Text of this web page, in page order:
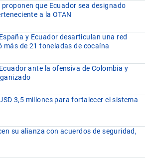
proponen que Ecuador sea designado
a la OTAN
y Ecuador desarticulan una red
de 21 toneladas de cocaína
ante la ofensiva de Colombia y
3,5 millones para fortalecer el sistema
su alianza con acuerdos de seguridad,